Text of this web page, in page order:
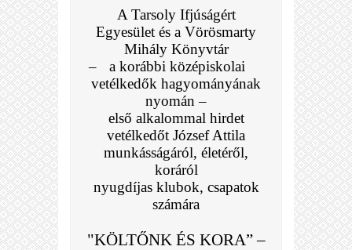
A Tarsoly Ifjúságért
Egyesület és a Vörösmarty
Mihály Könyvtár
–
a korábbi középiskolai
vetélkedők hagyományának
nyomán –
első alkalommal hirdet
vetélkedőt József Attila
munkásságáról, életéről,
koráról
nyugdíjas klubok, csapatok
számára
"KÖLTŐNK ÉS KORA” –